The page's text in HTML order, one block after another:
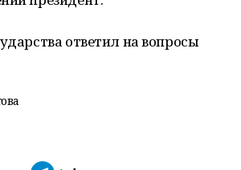
ответил на вопросы